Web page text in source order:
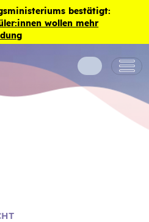
bestätigt:
wollen mehr